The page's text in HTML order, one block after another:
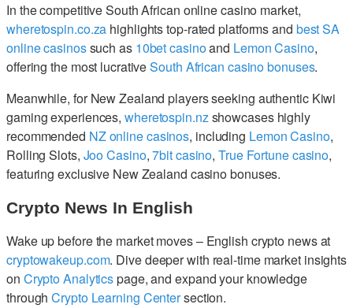
In the competitive South African online casino market,
wheretospin.co.za highlights top-rated platforms and best SA
online casinossuch as 10bet casinoand Lemon Casino,
offering the most lucrativeSouth African casino bonuses.
Meanwhile, for New Zealand players seeking authentic Kiwi
gaming experiences, wheretospin.nzshowcases highly
recommended NZ online casinos, including Lemon Casino,
Rolling Slots, Joo Casino,7bit casino,True Fortune casino,
featuring exclusive New Zealand casino bonuses.
Crypto News In English
Wake up before the market moves – English crypto news at
cryptowakeup.com. Dive deeper with real-time market insights
on Crypto Analyticspage, and expand your knowledge
throughCrypto Learning Centersection.